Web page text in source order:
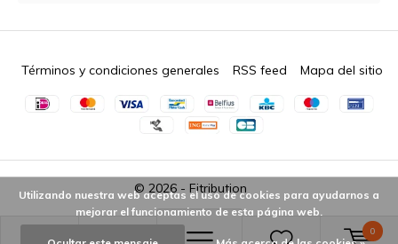
0
© 2026 - Fitribution
Términos y condiciones generales RSS feed Mapa del sitio
Utilizando nuestra web aceptas el uso de cookies para ayudarnos a
mejorar el funcionamiento de esta página web.